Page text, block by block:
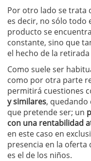
Por otro lado se trata
es decir, no sólo todo
producto se
constante, sino que
el hecho de la
Como suele ser
como por otra parte
permitirá cuestiones
y similares, quedando
que pretende ser; un
con una rentabilidad
en este caso en
presencia en la
es el de los niños.